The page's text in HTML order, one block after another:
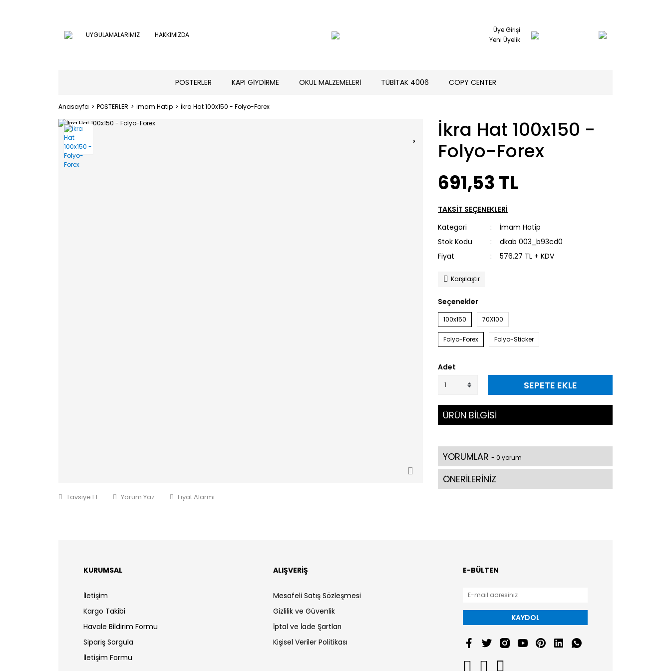
UYGULAMALARIMIZ HAKKIMIZDA
Üye Girişi
Yeni Üyelik
POSTERLER KAPI GİYDİRME OKUL MALZEMELERİ TÜBİTAK 4006 COPY CENTER
Anasayfa POSTERLER İmam Hatip İkra Hat 100x150 - Folyo-Forex
Tavsiye Et Yorum Yaz Fiyat Alarmı
İkra Hat 100x150 -
Folyo-Forex
691,53 TL
TAKSİT SEÇENEKLERİ
Kategori
İmam Hatip
Stok Kodu
dkab 003_b93cd0
Fiyat
576,27 TL + KDV
Karşılaştır
Seçenekler
100x150 70X100
Folyo-Forex Folyo-Sticker
Adet
SEPETE EKLE
ÜRÜN BİLGİSİ
YORUMLAR - 0 yorum
ÖNERİLERİNİZ
KURUMSAL
İletişim
Kargo Takibi
Havale Bildirim Formu
Sipariş Sorgula
İletişim Formu
ALIŞVERİŞ
Mesafeli Satış Sözleşmesi
Gizlilik ve Güvenlik
İptal ve İade Şartları
Kişisel Veriler Politikası
E-BÜLTEN
KAYDOL